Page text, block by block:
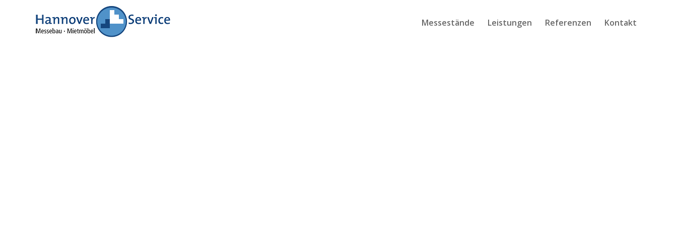
Messestände Leistungen Referenzen Kontakt